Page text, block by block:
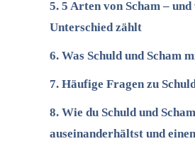
5 Arten von Scham –
Unterschied zählt
Was Schuld und Scham
Häufige Fragen zu
Wie du Schuld und Scham
auseinanderhältst und